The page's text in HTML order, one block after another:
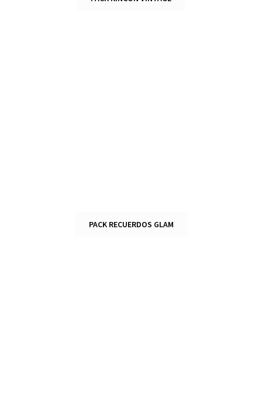
PACK RECUERDOS GLAM